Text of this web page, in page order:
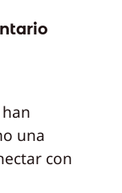
una
con